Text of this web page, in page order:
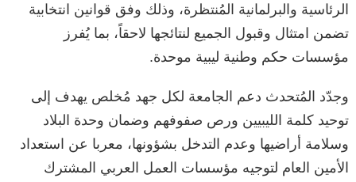
الرئاسية والبرلمانية المُنتظرة، وذلك وفق قوانين انتخابية
تضمن امتثال وقبول الجميع لنتائجها لاحقاً، بما يُفرز
مؤسسات حكم وطنية ليبية موحدة.
وجدّد المُتحدث دعم الجامعة لكل جهد مُخلص يهدف إلى
توحيد كلمة الليبيين ورص صفوفهم وضمان وحدة البلاد
وسلامة أراضيها وعدم التدخل بشؤونها، معربا عن استعداد
الأمين العام لتوجيه مؤسسات العمل العربي المشترك